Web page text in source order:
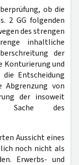
ob die
2 GG folgenden
des strengen
inhaltliche
der
Konturierung und
Entscheidung
von
der insoweit
Sache des
Aussicht eines
noch nicht als
Erwerbs- und